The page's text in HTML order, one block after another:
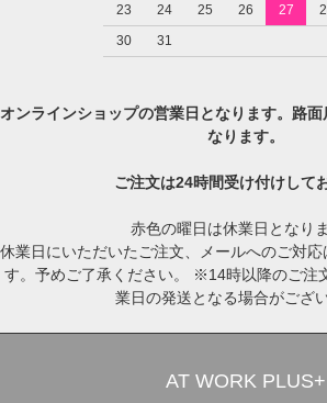
23
24 25 26 27
30
31
オンラインショップの営業日となります。路
なります。
ご注文は24時間受け付けして
赤色の曜日は休業日となりま
休業日にいただいたご注文、メールへのご対
す。予めご了承ください。 ※14時以降のご注
業日の発送となる場合がござい
AT WORK PLUS+